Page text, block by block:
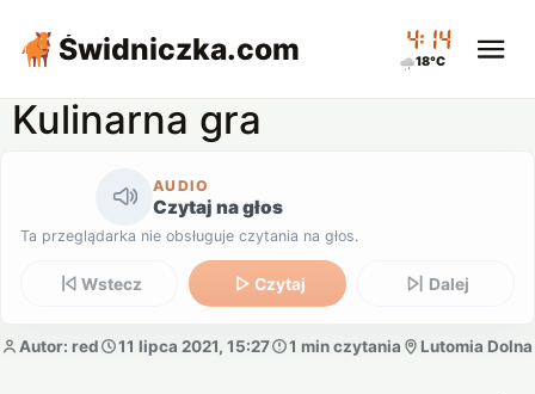
Świdniczka.com 04:14
18°C
Kulinarna gra
AUDIO
Czytaj na głos
Ta przeglądarka nie obsługuje czytania na głos.
Wstecz Czytaj Dalej
Autor: red 11 lipca 2021, 15:27 1 min czytania Lutomia Dolna